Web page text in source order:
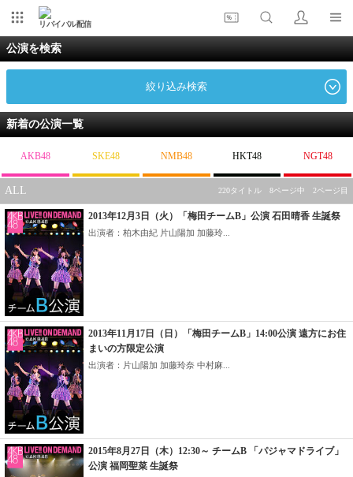
リバイバル配信
公演を検索
絞り込み検索
新着の公演一覧
AKB48 SKE48 NMB48 HKT48 NGT48
ALL 220タイトル 8ページ中 2ページ目
2013年12月3日（火）「梅田チームB」公演 石田晴香 生誕祭
出演者：柏木由紀 片山陽加 加藤玲...
2013年11月17日（日）「梅田チームB」14:00公演 遠方にお住
まいの方限定公演
出演者：片山陽加 加藤玲奈 中村麻...
2015年8月27日（木）12:30～ チームB 「パジャマドライブ」
公演 福岡聖菜 生誕祭